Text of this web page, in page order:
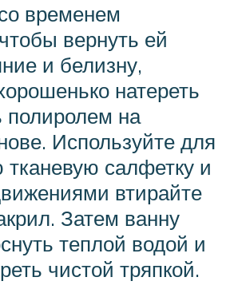
временем
вернуть ей
и белизну,
натереть
полиролем на
Используйте для
тканевую салфетку и
втирайте
Затем ванну
теплой водой и
чистой тряпкой.